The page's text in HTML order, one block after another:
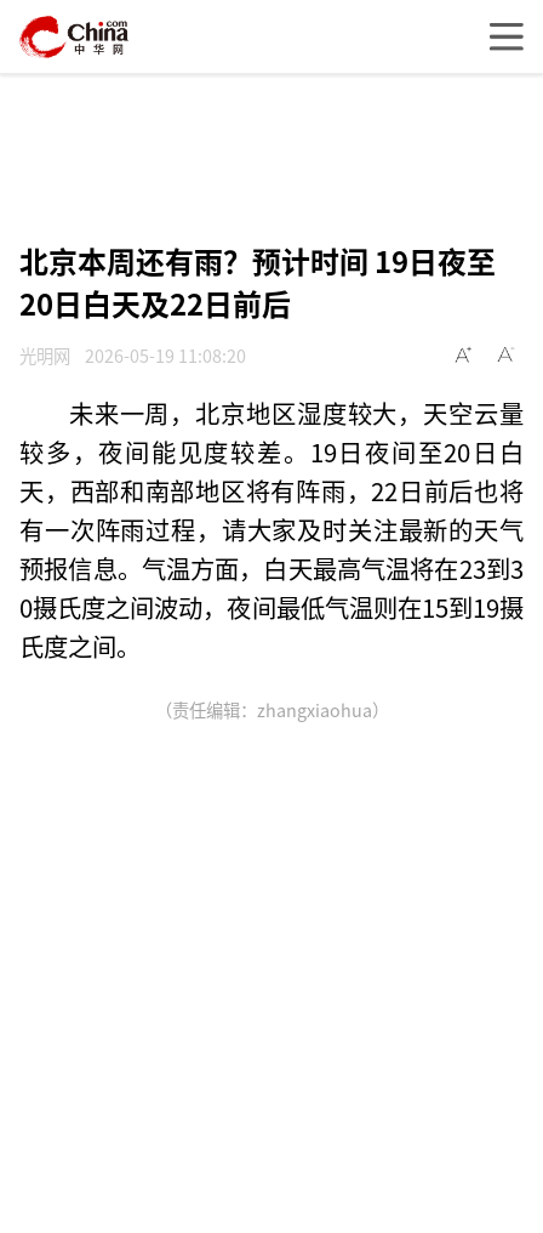
北京本周还有雨？预计时间 19日夜至
20日白天及22日前后
光明网 2026-05-19 11:08:20
未来一周，北京地区湿度较大，天空云量
较多，夜间能见度较差。19日夜间至20日白
天，西部和南部地区将有阵雨，22日前后也将
有一次阵雨过程，请大家及时关注最新的天气
预报信息。气温方面，白天最高气温将在23到3
0摄氏度之间波动，夜间最低气温则在15到19摄
氏度之间。
（责任编辑：zhangxiaohua）